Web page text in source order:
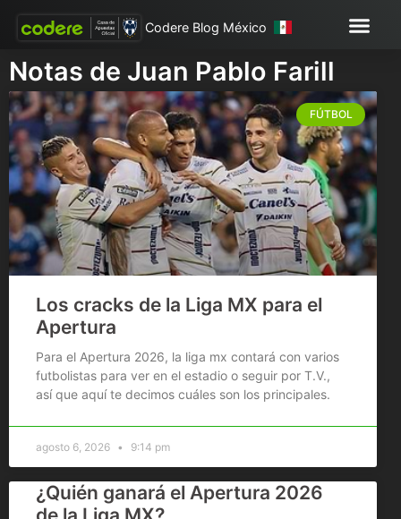
Codere Blog México
Notas de Juan Pablo Farill
FÚTBOL
Los cracks de la Liga MX para el
Apertura
Para el Apertura 2026, la liga mx contará con varios
futbolistas para ver en el estadio o seguir por T.V.,
así que aquí te decimos cuáles son los principales.
agosto 6, 2026 9:14 pm
¿Quién ganará el Apertura 2026
de la Liga MX?